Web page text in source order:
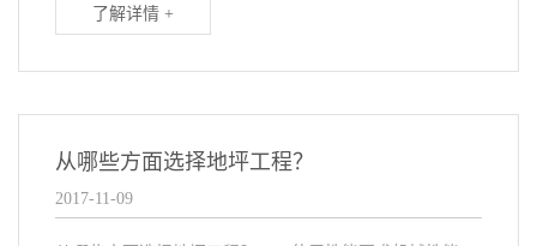
了解详情 +
从哪些方面选择地坪工程？
2017-11-09